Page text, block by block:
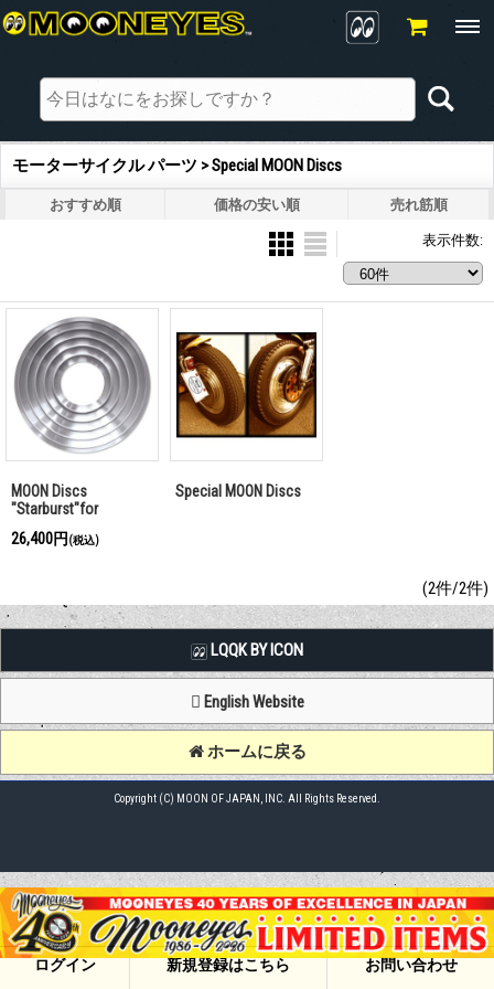
ログイン 新規登録はこちら お問い合わせ
モーターサイクル パーツ > Special MOON Discs
おすすめ順 価格の安い順 売れ筋順
表示件数:
MOON Discs
"Starburst"for
26,400円 (税込)
Special MOON Discs
(2件/2件)
LQQK BY ICON
English Website
ホームに戻る
Copyright (C) MOON OF JAPAN, INC. All Rights Reserved.